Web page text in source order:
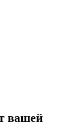
вашей